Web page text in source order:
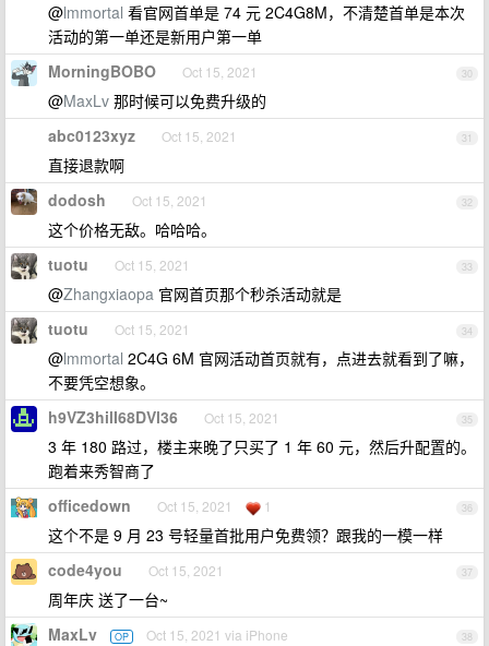
@lmmortal 看官网首单是 74 元 2C4G8M，不清楚首单是本次
活动的第一单还是新用户第一单
30
MorningBOBO Oct 15, 2021
@MaxLv 那时候可以免费升级的
31
abc0123xyz Oct 15, 2021
直接退款啊
32
dodosh Oct 15, 2021
这个价格无敌。哈哈哈。
33
tuotu Oct 15, 2021
@Zhangxiaopa 官网首页那个秒杀活动就是
34
tuotu Oct 15, 2021
@lmmortal 2C4G 6M 官网活动首页就有，点进去就看到了嘛，
不要凭空想象。
35
h9VZ3hilI68DVl36 Oct 15, 2021
3 年 180 路过，楼主来晚了只买了 1 年 60 元，然后升配置的。
跑着来秀智商了
36
officedown Oct 15, 2021 1
这个不是 9 月 23 号轻量首批用户免费领？跟我的一模一样
37
code4you Oct 15, 2021
周年庆 送了一台~
38
MaxLv OP Oct 15, 2021 via iPhone